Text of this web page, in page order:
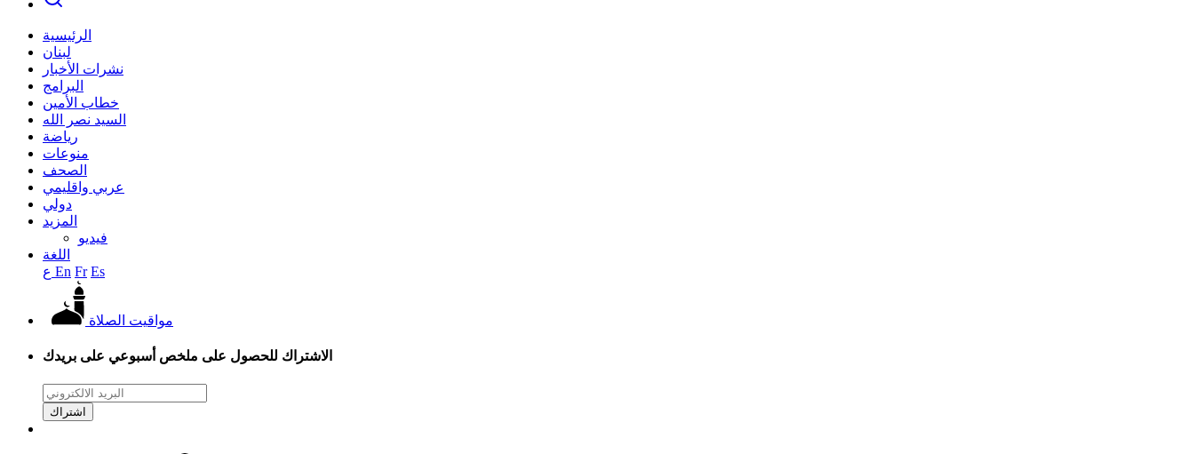
الرئيسية
لبنان
نشرات الأخبار
البرامج
خطاب الأمين
السيد نصر الله
رياضة
منوعات
الصحف
عربي واقليمي
دولي
المزيد
فيديو
اللغة
En Fr Es
مواقيت الصلاة
الاشتراك للحصول على ملخص أسبوعي على بريدك
اشتراك